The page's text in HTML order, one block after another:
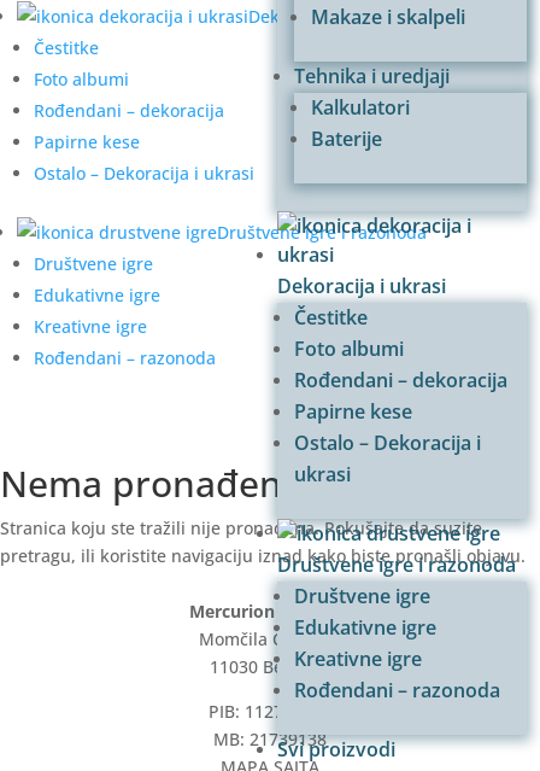
Makaze i skalpeli
Tehnika i uredjaji
Kalkulatori
Baterije
Dekoracija i ukrasi
Čestitke
Foto albumi
Rođendani – dekoracija
Papirne kese
Ostalo – Dekoracija i
ukrasi
Društvene igre i razonoda
Društvene igre
Edukativne igre
Kreativne igre
Rođendani – razonoda
Svi proizvodi
Dekoracija i ukrasi
Čestitke
Foto albumi
Rođendani – dekoracija
Papirne kese
Ostalo – Dekoracija i ukrasi
Društvene igre i razonoda
Društvene igre
Edukativne igre
Kreativne igre
Rođendani – razonoda
Nema pronađenih rezultata
Stranica koju ste tražili nije pronađena. Pokušajte da suzite
pretragu, ili koristite navigaciju iznad kako biste pronašli objavu.
Mercurion plus doo
Momčila Čedića 1
11030 Beograd
PIB: 112787386
MB: 21739138